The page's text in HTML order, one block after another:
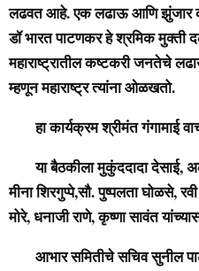
लढवत आहे. एक लढाऊ आणि झुंजार
डॉ भारत पाटणकर हे श्रमिक मुक्ती
महाराष्ट्रातील कष्टकरी जनतेचे
म्हणून महाराष्ट्र त्यांना ओळखतो.
हा कार्यक्रम श्रीमंत गंगामाई
या बैठकीला मुकुंददादा देसाई,
मीना शिरगुप्पे,सौ. पुष्पलता घोळसे,
मोरे, धनाजी राणे, कृष्णा सावंत
आभार समितीचे सचिव सुनील